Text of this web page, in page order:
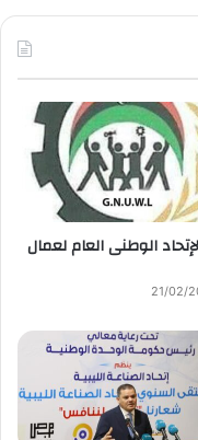
الوطنى العام لعمال
21/02/